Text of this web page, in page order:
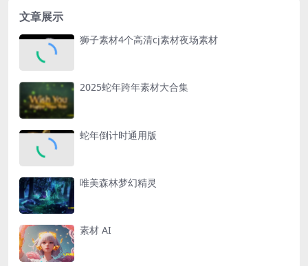
文章展示
狮子素材4个高清cj素材夜场素材
2025蛇年跨年素材大合集
蛇年倒计时通用版
唯美森林梦幻精灵
素材 AI